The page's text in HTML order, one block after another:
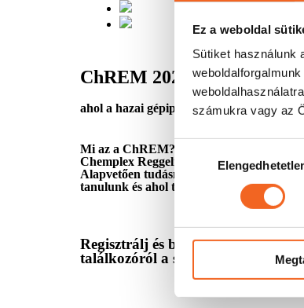
Ez a weboldal
Sütiket használunk
számukra vagy az
Hozzájárulás
kiválasztása
ChREM 2023,
ahol a hazai gépipar legjobb arcai
Mi az a ChREM?
Chemplex Reggeli Etikus Mérnököknek
Alapvetően tudásmegosztáson alapuló
tanulunk és ahol tudjuk, segítjük egymás
Regisztrálj és biztosítsd be a
találkozóról a szervezés